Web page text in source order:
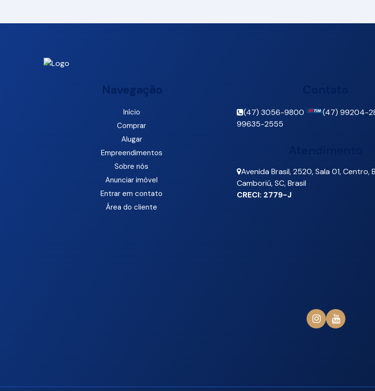
Navegação
Início
Comprar
Alugar
Empreendimentos
Sobre nós
Anunciar imóvel
Entrar em contato
Área do cliente
(47) 3056-9800 (47) 99204-
99635-2555
Avenida Brasil,2520,Sala 01,Centro,
Camboriú,SC,Brasil
CRECI: 2779-J